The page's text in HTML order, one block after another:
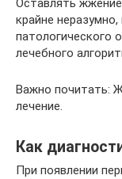
Оставлять
крайне
патологического
лечебного
Важно почитать:
лечение.
Как
При появлении